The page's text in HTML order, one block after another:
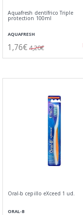
Aquafresh dentífrico Triple
protection 100ml
AQUAFRESH
1,76€ 4,20€
Oral-b cepillo eXceed 1 ud.
ORAL-B